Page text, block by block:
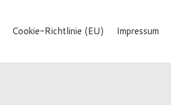
Cookie-Richtlinie (EU) Impressum